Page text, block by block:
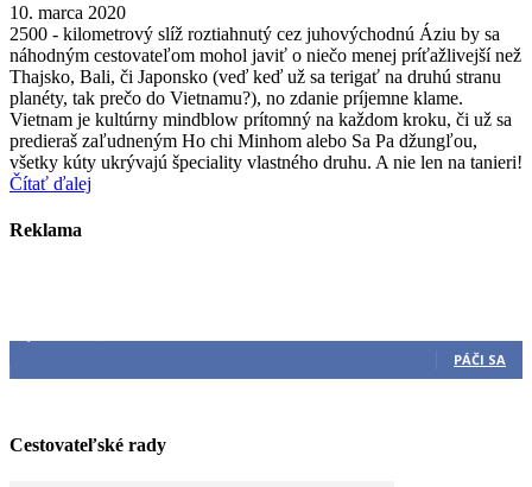
10. marca 2020
2500 - kilometrový slíž roztiahnutý cez juhovýchodnú Áziu by sa
náhodným cestovateľom mohol javiť o niečo menej príťažlivejší než
Thajsko, Bali, či Japonsko (veď keď už sa terigať na druhú stranu
planéty, tak prečo do Vietnamu?), no zdanie príjemne klame.
Vietnam je kultúrny mindblow prítomný na každom kroku, či už sa
predieraš zaľudneným Ho chi Minhom alebo Sa Pa džungľou,
všetky kúty ukrývajú špeciality vlastného druhu. A nie len na tanieri!
Čítať ďalej
Reklama
PÁČI SA
Cestovateľské rady